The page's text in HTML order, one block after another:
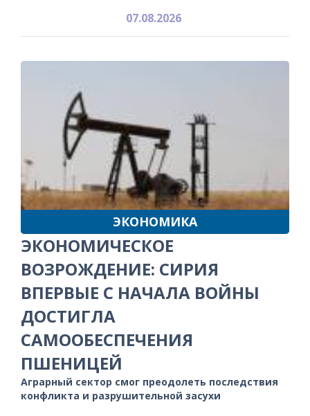
07.08.2026
ЭКОНОМИКА
ЭКОНОМИЧЕСКОЕ
ВОЗРОЖДЕНИЕ: СИРИЯ
ВПЕРВЫЕ С НАЧАЛА ВОЙНЫ
ДОСТИГЛА
САМООБЕСПЕЧЕНИЯ
ПШЕНИЦЕЙ
Аграрный сектор смог преодолеть последствия
конфликта и разрушительной засухи